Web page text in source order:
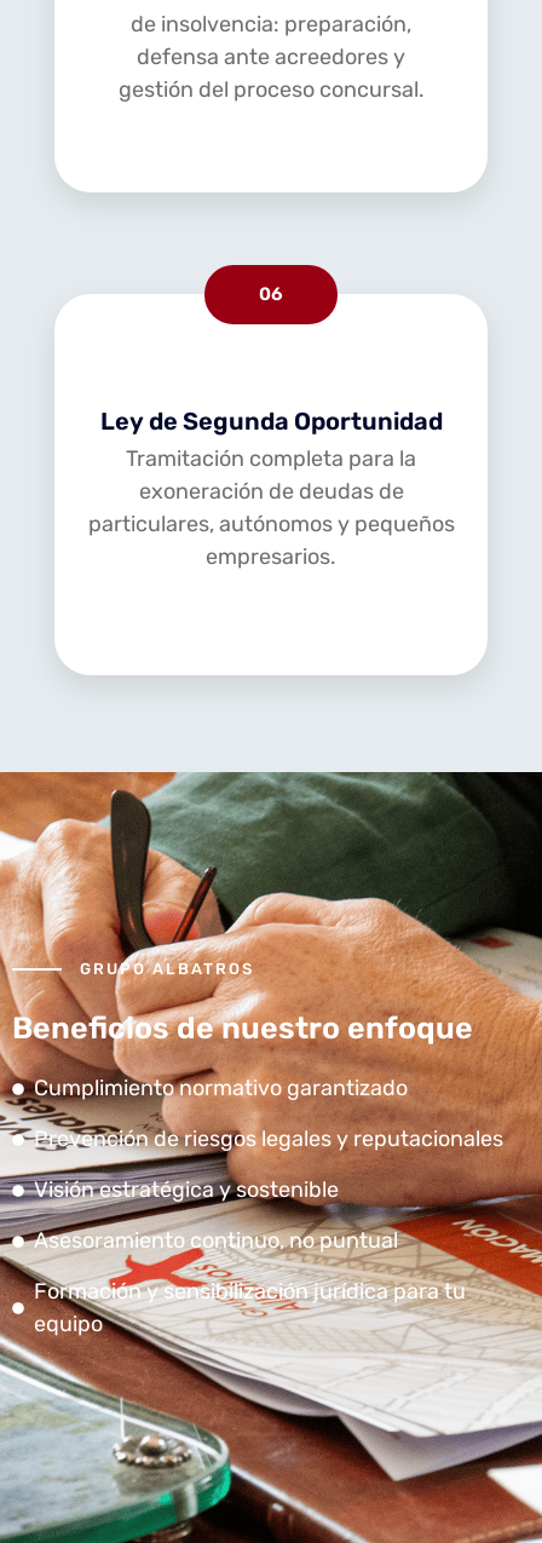
de insolvencia: preparación,
defensa ante acreedores y
gestión del proceso concursal.
06
Ley de Segunda Oportunidad
Tramitación completa para la
exoneración de deudas de
particulares, autónomos y pequeños
empresarios.
GRUPO ALBATROS
Beneficios de nuestro enfoque
Cumplimiento normativo garantizado
Prevención de riesgos legales y reputacionales
Visión estratégica y sostenible
Asesoramiento continuo, no puntual
Formación y sensibilización jurídica para tu
equipo